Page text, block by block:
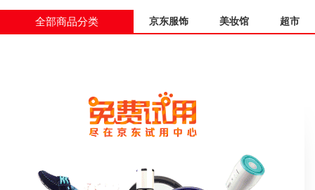
全部商品分类 京东服饰 美妆馆 超市